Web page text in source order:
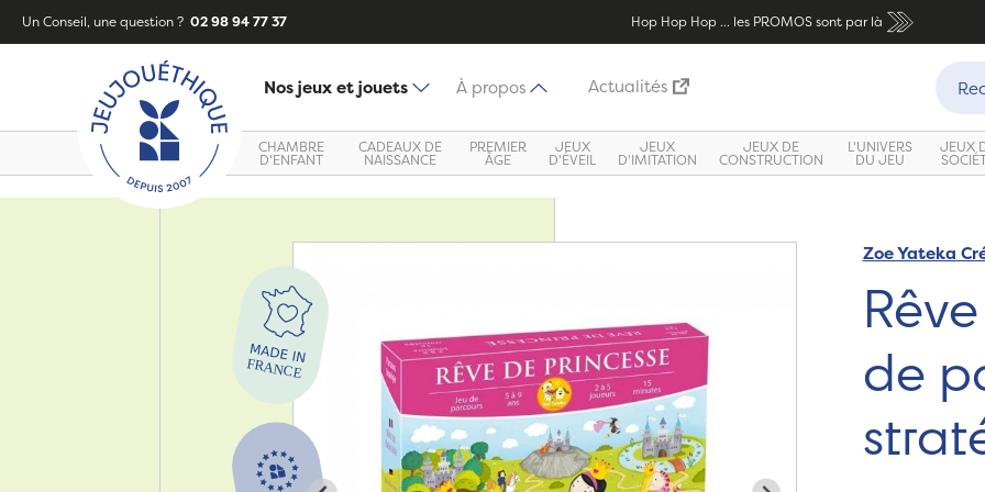
Un Conseil, une question ? 02 98 94 77 37 Hop Hop Hop ... les PROMOS sont par là
Nos jeux et jouets À propos Actualités
CHAMBRE
D'ENFANT
CADEAUX DE
NAISSANCE
PREMIER
ÂGE
JEUX
D'ÉVEIL
JEUX
D'IMITATION
JEUX DE
CONSTRUCTION
L'UNIVERS
DU JEU
JEUX
ZoomZoe Yateka
de